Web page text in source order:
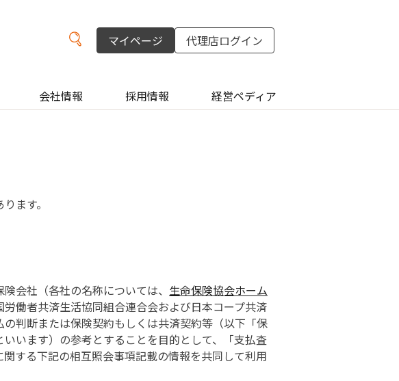
会社情報 採用情報 経営ペディア
マイページ 代理店ログイン
ます。
会社（各社の名称については、 生命保険協会ホーム
働者共済生活協同組合連合会および日本コープ共済
判断または保険契約もしくは共済契約等（以下「保
います）の参考とすることを目的として、「支払査
する下記の相互照会事項記載の情報を共同して利用